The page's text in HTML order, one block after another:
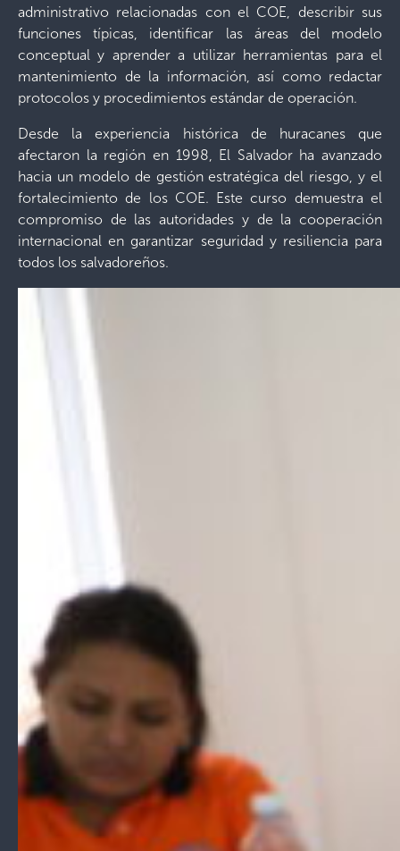
administrativo relacionadas con el COE, describir sus
funciones típicas, identificar las áreas del modelo
conceptual y aprender a utilizar herramientas para el
mantenimiento de la información, así como redactar
protocolos y procedimientos estándar de operación.
Desde la experiencia histórica de huracanes que
afectaron la región en 1998, El Salvador ha avanzado
hacia un modelo de gestión estratégica del riesgo, y el
fortalecimiento de los COE. Este curso demuestra el
compromiso de las autoridades y de la cooperación
internacional en garantizar seguridad y resiliencia para
todos los salvadoreños.